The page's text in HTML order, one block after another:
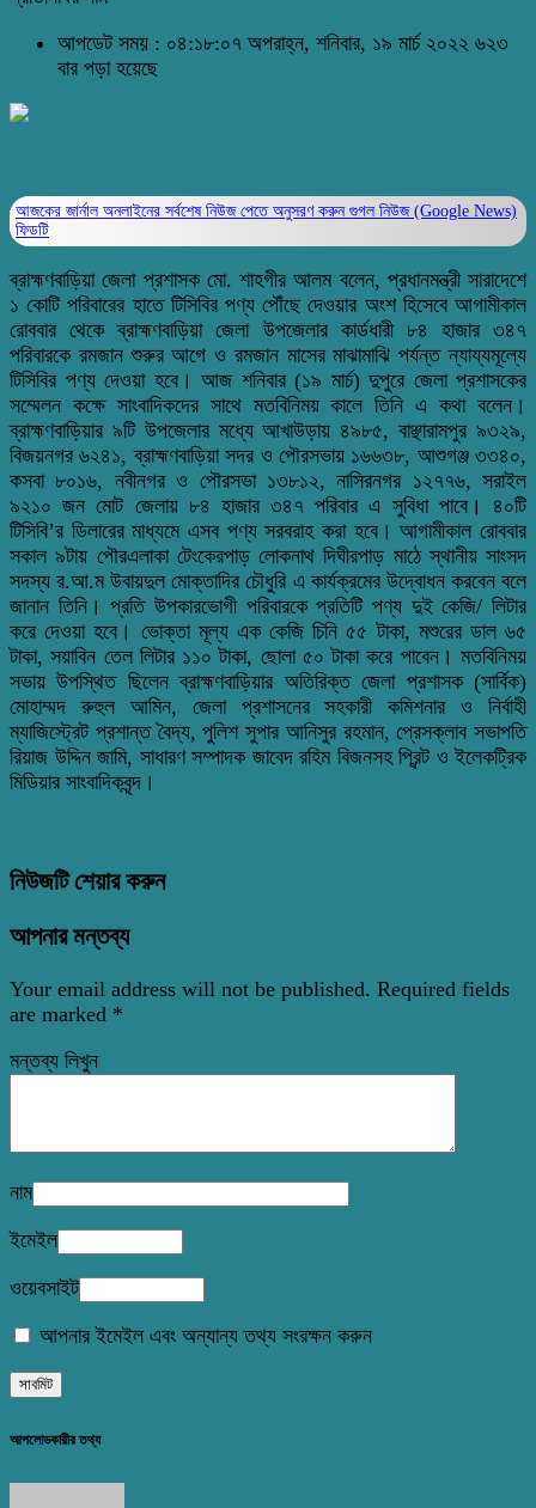
আপডেট সময় : ০৪:১৮:০৭ অপরাহ্ন, শনিবার, ১৯ মার্চ ২০২২ ৬২৩
বার পড়া হয়েছে
আজকের জার্নাল অনলাইনের সর্বশেষ নিউজ পেতে অনুসরণ করুন গুগল নিউজ (Google News)
ফিডটি
ব্রাহ্মণবাড়িয়া জেলা প্রশাসক মো. শাহগীর আলম বলেন, প্রধানমন্ত্রী সারাদেশে
১ কোটি পরিবারের হাতে টিসিবির পণ্য পৌঁছে দেওয়ার অংশ হিসেবে আগামীকাল
রোববার থেকে ব্রাহ্মণবাড়িয়া জেলা উপজেলার কার্ডধারী ৮৪ হাজার ৩৪৭
পরিবারকে রমজান শুরুর আগে ও রমজান মাসের মাঝামাঝি পর্যন্ত ন্যায্যমূল্যে
টিসিবির পণ্য দেওয়া হবে। আজ শনিবার (১৯ মার্চ) দুপুরে জেলা প্রশাসকের
সম্মেলন কক্ষে সাংবাদিকদের সাথে মতবিনিময় কালে তিনি এ কথা বলেন।
ব্রাহ্মণবাড়িয়ার ৯টি উপজেলার মধ্যে আখাউড়ায় ৪৯৮৫, বাঞ্ছারামপুর ৯৩২৯,
বিজয়নগর ৬২৪১, ব্রাহ্মণবাড়িয়া সদর ও পৌরসভায় ১৬৬৩৮, আশুগঞ্জ ৩৩৪০,
কসবা ৮০১৬, নবীনগর ও পৌরসভা ১৩৮১২, নাসিরনগর ১২৭৭৬, সরাইল
৯২১০ জন মোট জেলায় ৮৪ হাজার ৩৪৭ পরিবার এ সুবিধা পাবে। ৪০টি
টিসিবি’র ডিলারের মাধ্যমে এসব পণ্য সরবরাহ করা হবে। আগামীকাল রোববার
সকাল ৯টায় পৌরএলাকা টেংকেরপাড় লোকনাথ দিঘীরপাড় মাঠে স্থানীয় সাংসদ
সদস্য র.আ.ম উবায়দুল মোক্তাদির চৌধুরি এ কার্যক্রমের উদ্বোধন করবেন বলে
জানান তিনি। প্রতি উপকারভোগী পরিবারকে প্রতিটি পণ্য দুই কেজি/ লিটার
করে দেওয়া হবে। ভোক্তা মূল্য এক কেজি চিনি ৫৫ টাকা, মশুরের ডাল ৬৫
টাকা, সয়াবিন তেল লিটার ১১০ টাকা, ছোলা ৫০ টাকা করে পাবেন। মতবিনিময়
সভায় উপস্থিত ছিলেন ব্রাহ্মণবাড়িয়ার অতিরিক্ত জেলা প্রশাসক (সার্বিক)
মোহাম্মদ রুহুল আমিন, জেলা প্রশাসনের সহকারী কমিশনার ও নির্বাহী
ম্যাজিস্ট্রেট প্রশান্ত বৈদ্য, পুলিশ সুপার আনিসুর রহমান, প্রেসক্লাব সভাপতি
রিয়াজ উদ্দিন জামি, সাধারণ সম্পাদক জাবেদ রহিম বিজনসহ প্রিন্ট ও ইলেকট্রিক
মিডিয়ার সাংবাদিকবৃন্দ।
নিউজটি শেয়ার করুন
আপনার মন্তব্য
Your email address will not be published. Required fields
are marked *
মন্তব্য লিখুন
নাম
ইমেইল
ওয়েবসাইট
আপনার ইমেইল এবং অন্যান্য তথ্য সংরক্ষন করুন
আপলোডকারীর তথ্য